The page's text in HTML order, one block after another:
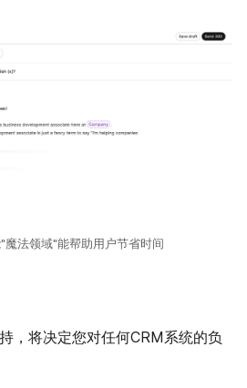
法领域"能帮助用户节省时间
，将决定您对任何CRM系统的负